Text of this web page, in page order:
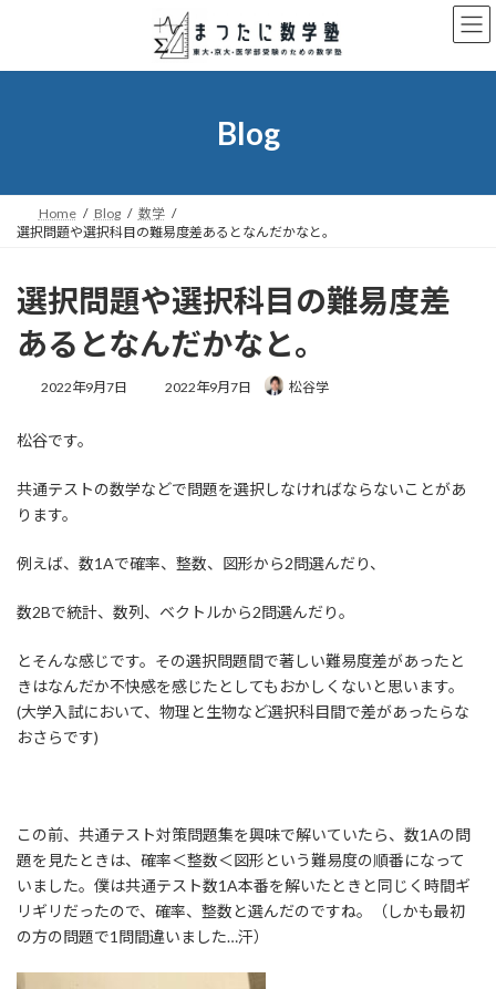
ン
ー
Blog
Home Blog
数学
選択問題や選択科目の難易度差あるとなんだかなと。
選択問題や選択科目の難易度差
あるとなんだかなと。
2022年9月7日
最
時
:
2022年9月7日 松谷学
松谷です。
共通テストの数学などで問題を選択しなければならないことがあ
ります。
例えば、数1Aで確率、整数、図形から2問選んだり、
数2Bで統計、数列、ベクトルから2問選んだり。
とそんな感じです。その選択問題間で著しい難易度差があったと
きはなんだか不快感を感じたとしてもおかしくないと思います。
(大学入試において、物理と生物など選択科目間で差があったらな
おさらです)
この前、共通テスト対策問題集を興味で解いていたら、数1Aの問
題を見たときは、確率＜整数＜図形という難易度の順番になって
いました。僕は共通テスト数1A本番を解いたときと同じく時間ギ
リギリだったので、確率、整数と選んだのですね。（しかも最初
の方の問題で1問間違いました…汗）